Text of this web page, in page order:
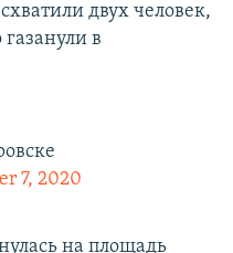
двух человек,
в
7, 2020
на площадь